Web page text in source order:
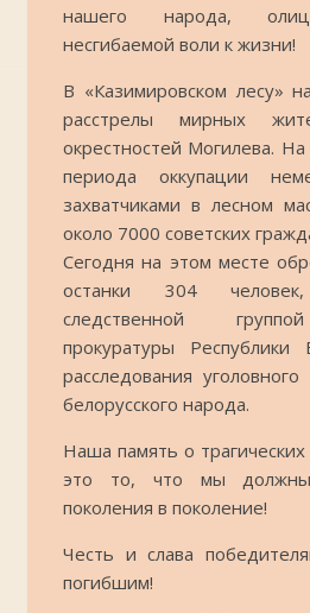
нашего народа,
несгибаемой воли к жизни!
В «Казимировском лесу»
расстрелы мирных
окрестностей Могилева.
периода оккупации
захватчиками в лесном
около 7000 советских
Сегодня на этом месте
останки 304
следственной
прокуратуры
расследования
белорусского народа.
Наша память о
это то, что мы должны
поколения в поколение!
Честь и слава
погибшим!